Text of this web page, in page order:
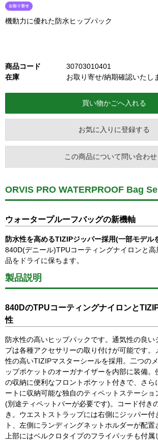
機動力に優れた防水ヒップパック
商品コード
30703010401
在庫
お取り寄せ/納期確認いたし
お気に入りに登録する
この商品について問い合わせ
ORVIS PRO WATERPROOF Bag
ウォータープルーフバッグの新機軸
防水性を高めるTIZIPジッパー採用(一部モデル
840D(デニール)TPUコーティングナイロンと
品をドライに保ちます。
製品説明
840DのTPUコーティングナイロンと
性
防水性の高いヒップパックです。通気性の良い
プは各種アクセサリーの取り付けが可能です。
性の高いTIZIPマスターシールを採用。二つの
ップポケットのオーガナイザーを内部に装備。
の収納に便利なフロントポケット付きで、さら
ートに収納可能な独自のティペットステーショ
(別途ティペットバーが必要です)。コード付き
き。ウエストストラップには右側にジッパー付
ト、左側にランディングネットホルダーが配
上部にはベルクロタイプのフライパッチも付属